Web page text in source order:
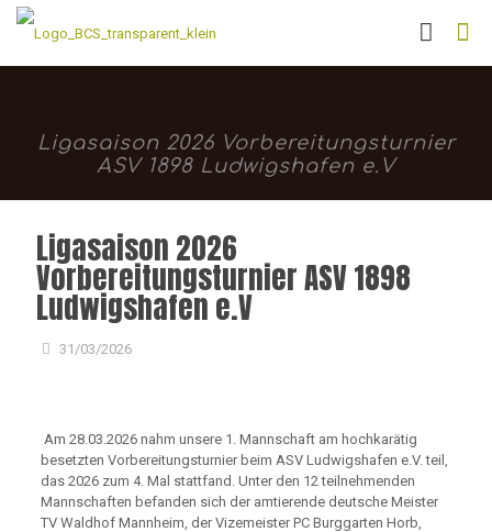
Ligasaison 2026 Vorbereitungsturnier
ASV 1898 Ludwigshafen e.V
Ligasaison 2026
Vorbereitungsturnier ASV 1898
Ludwigshafen e.V
31/03/2026
Am 28.03.2026 nahm unsere 1. Mannschaft am hochkarätig
besetzten Vorbereitungsturnier beim ASV Ludwigshafen e.V. teil,
das 2026 zum 4. Mal stattfand. Unter den 12 teilnehmenden
Mannschaften befanden sich der amtierende deutsche Meister
TV Waldhof Mannheim, der Vizemeister PC Burggarten Horb,